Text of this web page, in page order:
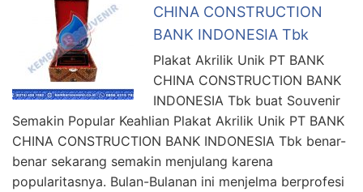
CHINA CONSTRUCTION
BANK INDONESIA Tbk
Plakat Akrilik Unik PT BANK
CHINA CONSTRUCTION BANK
INDONESIA Tbk buat Souvenir
Semakin Popular Keahlian Plakat Akrilik Unik PT BANK
CHINA CONSTRUCTION BANK INDONESIA Tbk benar-
benar sekarang semakin menjulang karena
popularitasnya. Bulan-Bulanan ini menjelma berprofesi